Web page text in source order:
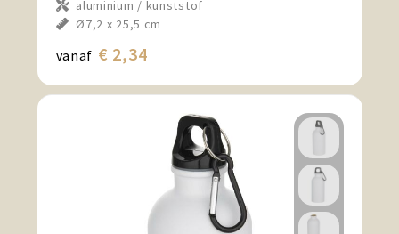
aluminium / kunststof
Ø7,2 x 25,5 cm
vanaf € 2,34